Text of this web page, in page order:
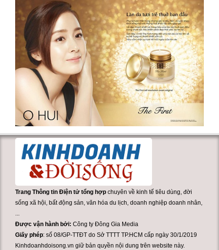
Trang Thông tin Điện tử tổng hợp chuyên về kinh tế tiêu dùng, đời
sống xã hội, bất động sản, văn hóa du lịch, doanh nghiệp doanh nhân,
Được vận hành bởi:Công ty Đông Gia Media
Giấy phép: số 08/GP-TTĐT do Sở TTTT TP.HCM cấp ngày 30/1/2019
Kinhdoanhdoisong.vn giữ bản quyền nội dung trên website này.